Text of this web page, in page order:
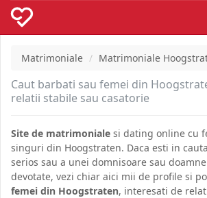
Matrimoniale Matrimoniale
Caut barbati sau femei din
relatii stabile sau casatorie
Site de matrimoniale si dating online cu
singuri din Hoogstraten. Daca esti in
serios sau a unei domnisoare sau
devotate, vezi chiar aici mii de profile si
femei din Hoogstraten, interesati de